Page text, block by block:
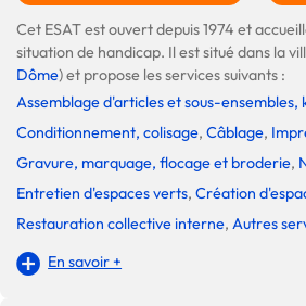
Cet ESAT est ouvert depuis 1974 et
situation de handicap. Il est situé dans la
Dôme) et propose les services suivants :
Assemblage d'articles et sous-ensembles,
Conditionnement, colisage, Câblage,
Gravure, marquage, flocage et broderie,
Entretien d'espaces verts, Création
Restauration collective interne, Autres
En savoir +